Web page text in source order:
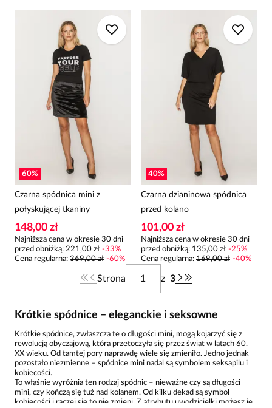
60%
Czarna spódnica mini z
połyskującej tkaniny
148,00 zł
Najniższa cena w okresie 30 dni
przed obniżką: 221,00 zł -33%
Cena regularna: 369,00 zł -60%
40%
Czarna dzianinowa spódnica
przed kolano
101,00 zł
Najniższa cena w okresie 30 dni
przed obniżką: 135,00 zł -25%
Cena regularna: 169,00 zł -40%
Strona z 3
Krótkie spódnice – eleganckie i seksowne
Krótkie spódnice, zwłaszcza te o długości mini, mogą kojarzyć się z
rewolucją obyczajową, która przetoczyła się przez świat w latach 60.
XX wieku. Od tamtej pory naprawdę wiele się zmieniło. Jedno jednak
pozostało niezmienne – spódnice mini nadal są symbolem seksapilu i
kobiecości.
To właśnie wyróżnia ten rodzaj spódnic – nieważne czy są długości
mini, czy kończą się tuż nad kolanem. Od kilku dekad są symbol
kobiecości i raczej się to nie zmieni. Z atrybutu uwodzicielki możesz je